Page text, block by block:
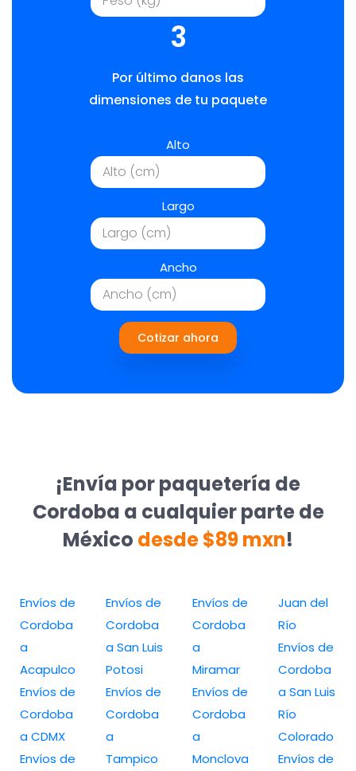
3
Por último danos las
dimensiones de tu paquete
Alto
Largo
Ancho
Cotizar ahora
¡Envía por paquetería de
Cordoba a cualquier parte de
México desde $89 mxn!
Envíos de
Cordoba
a
Acapulco
Envíos de
Cordoba
a CDMX
Envíos de
Envíos de
Cordoba
a San Luis
Potosi
Envíos de
Cordoba
a
Tampico
Envíos de
Cordoba
a
Miramar
Envíos de
Cordoba
a
Monclova
Juan del
Río
Envíos de
Cordoba
a San Luis
Río
Colorado
Envíos de